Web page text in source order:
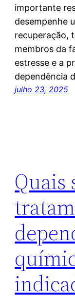
importante
desempenhe
recuperação,
membros da
estresse e a
dependência
julho 23, 2025
Quais